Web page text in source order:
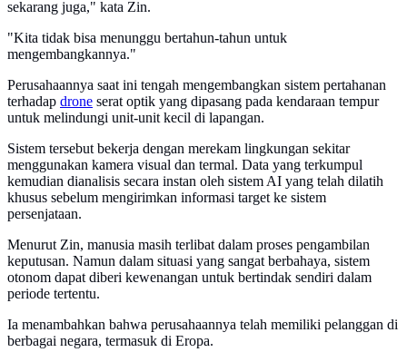
sekarang juga," kata Zin.
"Kita tidak bisa menunggu bertahun-tahun untuk
mengembangkannya."
Perusahaannya saat ini tengah mengembangkan sistem pertahanan
terhadap drone serat optik yang dipasang pada kendaraan tempur
untuk melindungi unit-unit kecil di lapangan.
Sistem tersebut bekerja dengan merekam lingkungan sekitar
menggunakan kamera visual dan termal. Data yang terkumpul
kemudian dianalisis secara instan oleh sistem AI yang telah dilatih
khusus sebelum mengirimkan informasi target ke sistem
persenjataan.
Menurut Zin, manusia masih terlibat dalam proses pengambilan
keputusan. Namun dalam situasi yang sangat berbahaya, sistem
otonom dapat diberi kewenangan untuk bertindak sendiri dalam
periode tertentu.
Ia menambahkan bahwa perusahaannya telah memiliki pelanggan di
berbagai negara, termasuk di Eropa.